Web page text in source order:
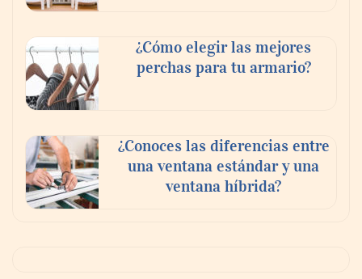
¿Cómo elegir las mejores
perchas para tu armario?
¿Conoces las diferencias entre
una ventana estándar y una
ventana híbrida?